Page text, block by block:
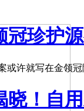
冠珍护
许就写在金领
晓！自